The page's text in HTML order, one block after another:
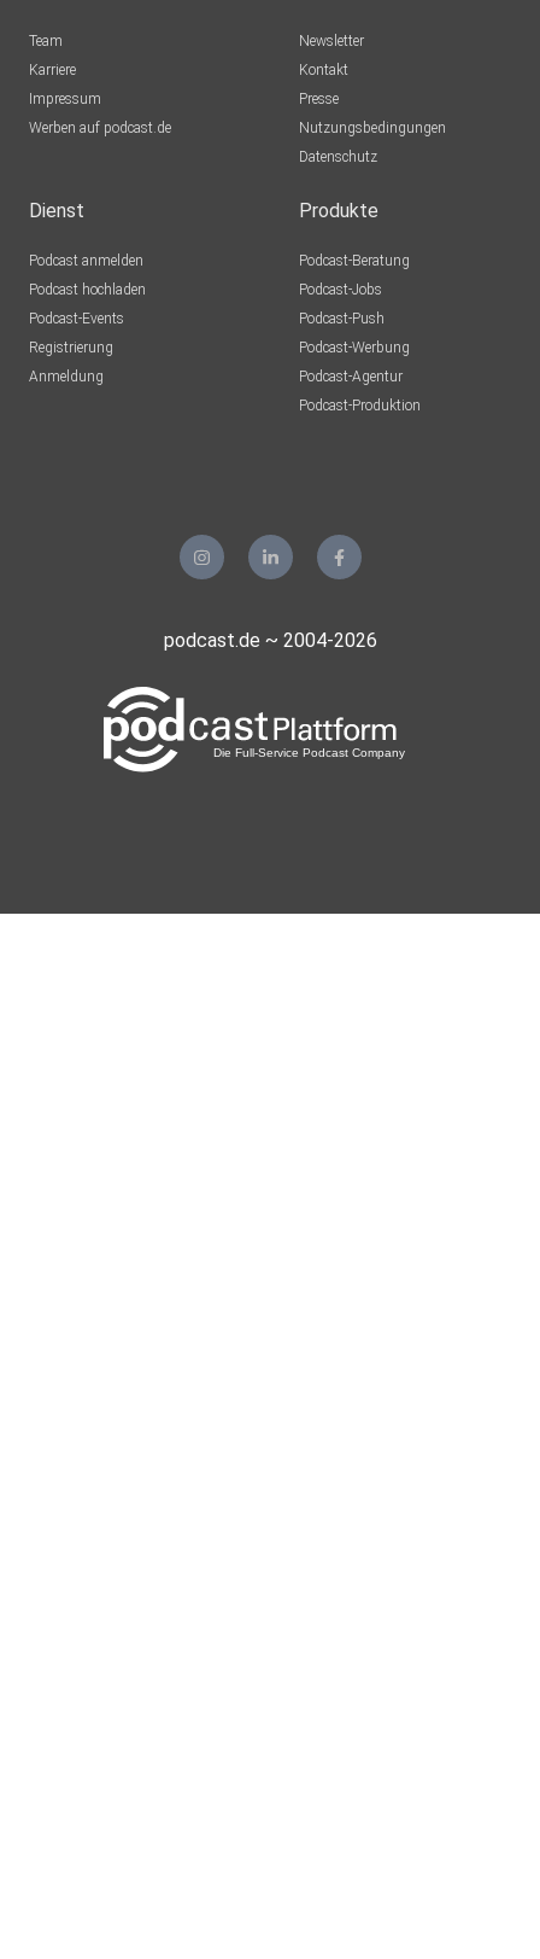
Team
Karriere
Impressum
Werben auf podcast.de
Newsletter
Kontakt
Presse
Nutzungsbedingungen
Datenschutz
Dienst
Podcast anmelden
Podcast hochladen
Podcast-Events
Registrierung
Anmeldung
Produkte
Podcast-Beratung
Podcast-Jobs
Podcast-Push
Podcast-Werbung
Podcast-Agentur
Podcast-Produktion
podcast.de ~ 2004-2026